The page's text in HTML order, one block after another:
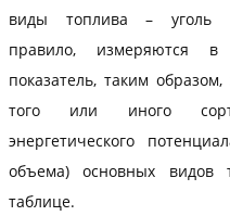
виды топлива – уголь
правило, измеряются в
показатель, таким
того или иного
энергетического
объема) основных видов
таблице.